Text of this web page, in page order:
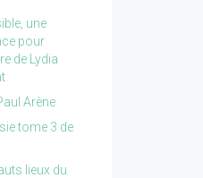
une
pour
de Lydia
Arène
tome 3 de
lieux du